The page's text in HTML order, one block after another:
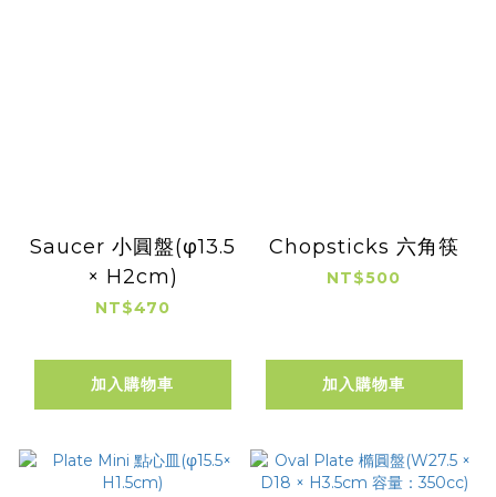
Saucer 小圓盤(φ13.5
× H2cm)
NT$470
加入購物車
Chopsticks 六角筷
NT$500
加入購物車